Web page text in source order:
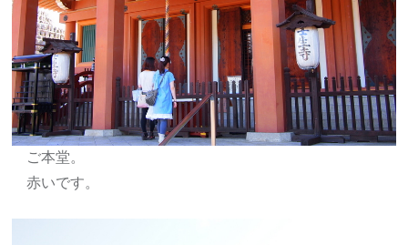
ご本堂。
赤いです。